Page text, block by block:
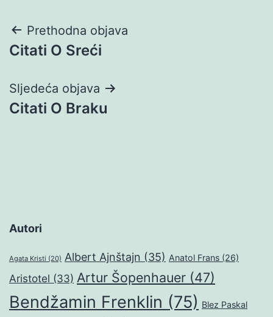
Navigacija
objava
Prethodna objava
Citati O Sreći
Sljedeća objava
Citati O Braku
Autori
Agata Kristi (20) Albert Ajnštajn (35) Anatol Frans (26)
Aristotel (33) Artur Šopenhauer (47)
Bendžamin Frenklin (75) Blez Paskal